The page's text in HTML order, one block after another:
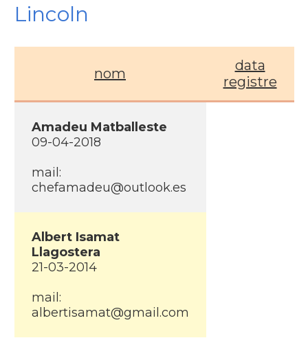
Lincoln
nom
data
registre
Amadeu Matballeste
09-04-2018
mail:
chefamadeu@outlook.es
Albert Isamat
Llagostera
21-03-2014
mail:
albertisamat@gmail.com